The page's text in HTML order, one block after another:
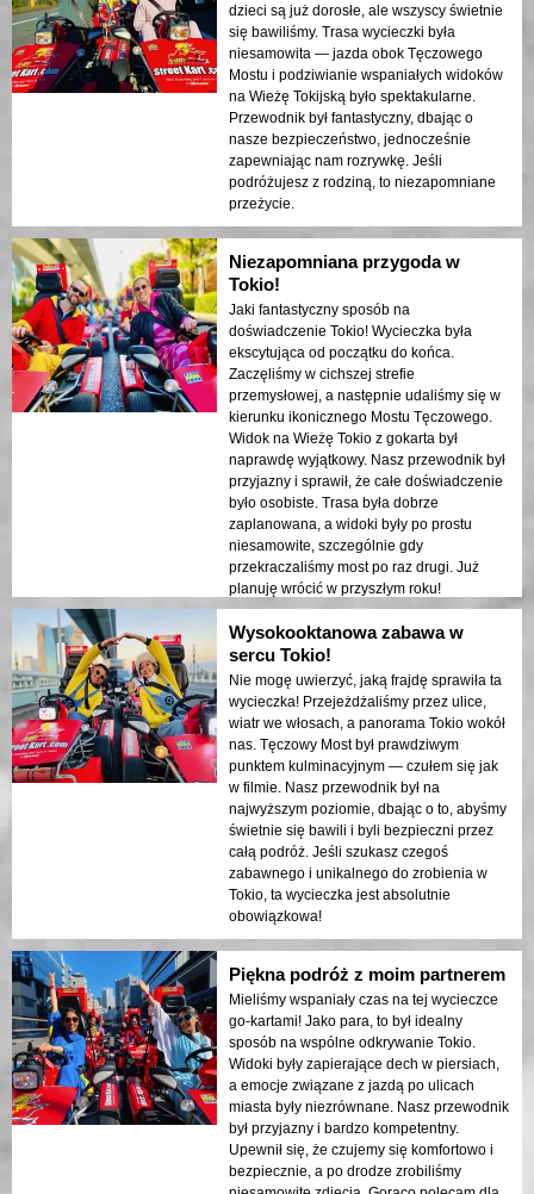
dzieci są już dorosłe, ale wszyscy świetnie
się bawiliśmy. Trasa wycieczki była
niesamowita — jazda obok Tęczowego
Mostu i podziwianie wspaniałych widoków
na Wieżę Tokijską było spektakularne.
Przewodnik był fantastyczny, dbając o
nasze bezpieczeństwo, jednocześnie
zapewniając nam rozrywkę. Jeśli
podróżujesz z rodziną, to niezapomniane
przeżycie.
Niezapomniana przygoda w
Tokio!
Jaki fantastyczny sposób na
doświadczenie Tokio! Wycieczka była
ekscytująca od początku do końca.
Zaczęliśmy w cichszej strefie
przemysłowej, a następnie udaliśmy się w
kierunku ikonicznego Mostu Tęczowego.
Widok na Wieżę Tokio z gokarta był
naprawdę wyjątkowy. Nasz przewodnik był
przyjazny i sprawił, że całe doświadczenie
było osobiste. Trasa była dobrze
zaplanowana, a widoki były po prostu
niesamowite, szczególnie gdy
przekraczaliśmy most po raz drugi. Już
planuję wrócić w przyszłym roku!
Wysokooktanowa zabawa w
sercu Tokio!
Nie mogę uwierzyć, jaką frajdę sprawiła ta
wycieczka! Przejeżdżaliśmy przez ulice,
wiatr we włosach, a panorama Tokio wokół
nas. Tęczowy Most był prawdziwym
punktem kulminacyjnym — czułem się jak
w filmie. Nasz przewodnik był na
najwyższym poziomie, dbając o to, abyśmy
świetnie się bawili i byli bezpieczni przez
całą podróż. Jeśli szukasz czegoś
zabawnego i unikalnego do zrobienia w
Tokio, ta wycieczka jest absolutnie
obowiązkowa!
Piękna podróż z moim partnerem
Mieliśmy wspaniały czas na tej wycieczce
go-kartami! Jako para, to był idealny
sposób na wspólne odkrywanie Tokio.
Widoki były zapierające dech w piersiach,
a emocje związane z jazdą po ulicach
miasta były niezrównane. Nasz przewodnik
był przyjazny i bardzo kompetentny.
Upewnił się, że czujemy się komfortowo i
bezpiecznie, a po drodze zrobiliśmy